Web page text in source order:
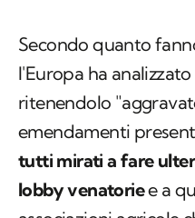
Secondo quanto
l'Europa ha
ritenendolo
emendamenti
tutti mirati a fare
lobby venatoriee a